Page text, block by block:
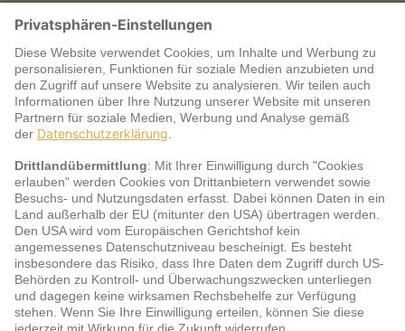
Warum jö?
Service
jö Bonus Club Partner
Zahlungsarten & Sicherheit